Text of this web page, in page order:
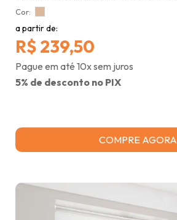
Cor:
a partir de:
R$ 239,50
Pague em até 10x sem juros
5% de desconto no PIX
COMPRE AGORA